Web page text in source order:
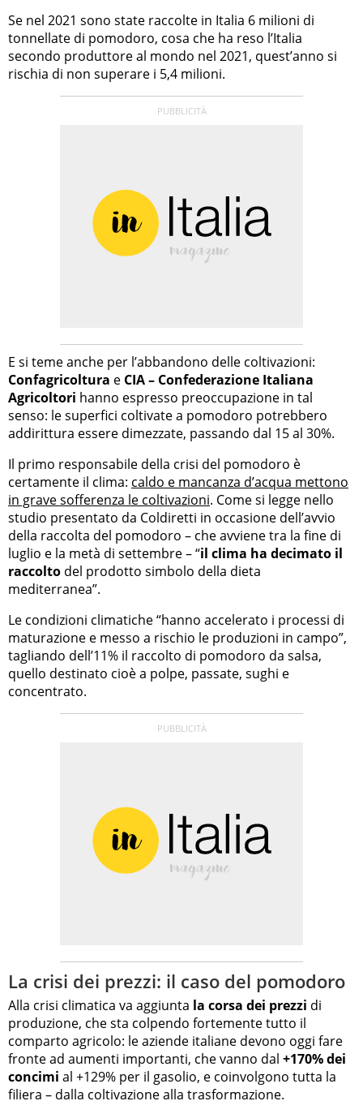
Se nel 2021 sono state raccolte in Italia 6 milioni di
tonnellate di pomodoro, cosa che ha reso l’Italia
secondo produttore al mondo nel 2021, quest’anno si
rischia di non superare i 5,4 milioni.
E si teme anche per l’abbandono delle coltivazioni:
Confagricoltura e CIA – Confederazione Italiana
Agricoltori hanno espresso preoccupazione in tal
senso: le superfici coltivate a pomodoro potrebbero
addirittura essere dimezzate, passando dal 15 al 30%.
Il primo responsabile della crisi del pomodoro è
certamente il clima: caldo e mancanza d’acqua mettono
in grave sofferenza le coltivazioni. Come si legge nello
studio presentato da Coldiretti in occasione dell’avvio
della raccolta del pomodoro – che avviene tra la fine di
luglio e la metà di settembre – “il clima ha decimato il
raccolto del prodotto simbolo della dieta
mediterranea”.
Le condizioni climatiche “hanno accelerato i processi di
maturazione e messo a rischio le produzioni in campo”,
tagliando dell’11% il raccolto di pomodoro da salsa,
quello destinato cioè a polpe, passate, sughi e
concentrato.
La crisi dei prezzi: il caso del pomodoro
Alla crisi climatica va aggiunta la corsa dei prezzi di
produzione, che sta colpendo fortemente tutto il
comparto agricolo: le aziende italiane devono oggi fare
fronte ad aumenti importanti, che vanno dal +170% dei
concimi al +129% per il gasolio, e coinvolgono tutta la
filiera – dalla coltivazione alla trasformazione.